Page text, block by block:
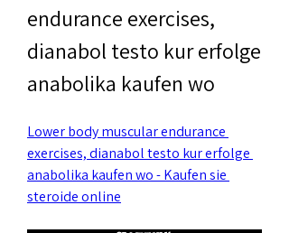
endurance exercises,
dianabol testo kur erfolge
anabolika kaufen wo
Lower body muscular endurance
exercises, dianabol testo kur erfolge
anabolika kaufen wo - Kaufen sie
steroide online